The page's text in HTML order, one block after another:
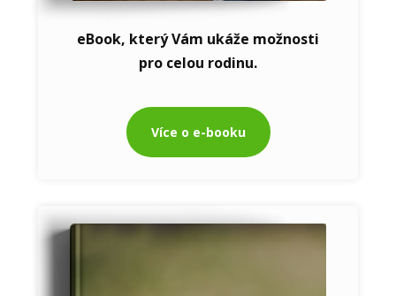
eBook, který Vám ukáže možnosti
pro celou rodinu.
Více o e-booku